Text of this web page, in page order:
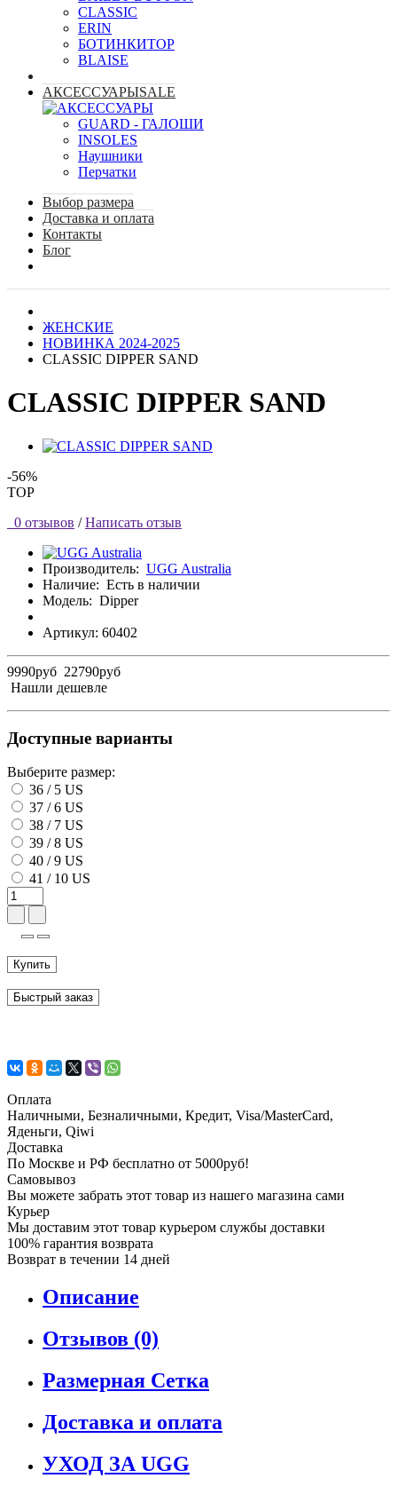
CLASSIC
ERIN
БОТИНКИTOP
BLAISE
АКСЕССУАРЫSALE
GUARD - ГАЛОШИ
INSOLES
Наушники
Перчатки
Выбор размера
Доставка и оплата
Контакты
Блог
ЖЕНСКИЕ
НОВИНКА 2024-2025
CLASSIC DIPPER SAND
CLASSIC DIPPER SAND
-56%
TOP
0 отзывов / Написать отзыв
Производитель: UGG Australia
Наличие: Есть в наличии
Модель: Dipper
Артикул: 60402
9990руб 22790руб
Нашли дешевле
Доступные варианты
Выберите размер:
36 / 5 US
37 / 6 US
38 / 7 US
39 / 8 US
40 / 9 US
41 / 10 US
Купить
Быстрый заказ
Оплата
Наличными, Безналичными, Кредит, Visa/MasterCard,
Яденьги, Qiwi
Доставка
По Москве и РФ бесплатно от 5000руб!
Самовывоз
Вы можете забрать этот товар из нашего магазина сами
Курьер
Мы доставим этот товар курьером службы доставки
100% гарантия возврата
Возврат в течении 14 дней
Описание
Отзывов (0)
Размерная Сетка
Доставка и оплата
УХОД ЗА UGG